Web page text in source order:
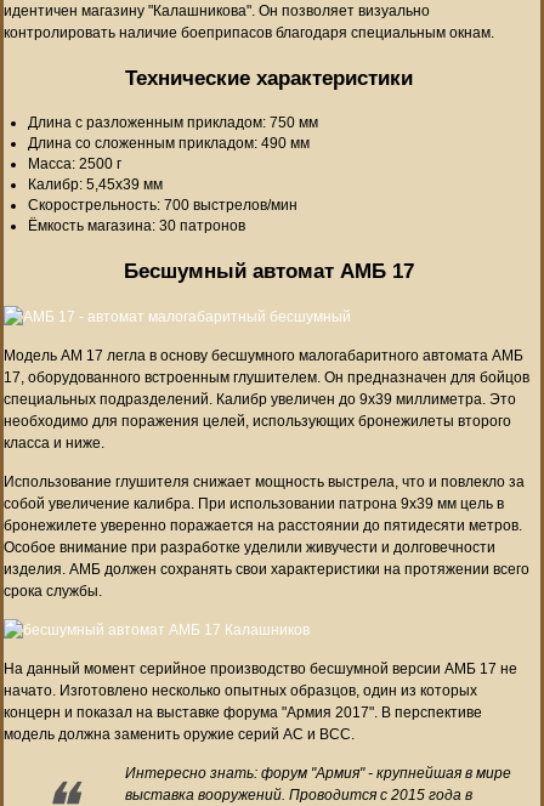
идентичен магазину "Калашникова". Он позволяет визуально
контролировать наличие боеприпасов благодаря специальным окнам.
Технические характеристики
Длина с разложенным прикладом: 750 мм
Длина со сложенным прикладом: 490 мм
Масса: 2500 г
Калибр: 5,45х39 мм
Скорострельность: 700 выстрелов/мин
Ёмкость магазина: 30 патронов
Бесшумный автомат АМБ 17
Модель АМ 17 легла в основу бесшумного малогабаритного автомата АМБ
17, оборудованного встроенным глушителем. Он предназначен для бойцов
специальных подразделений. Калибр увеличен до 9х39 миллиметра. Это
необходимо для поражения целей, использующих бронежилеты второго
класса и ниже.
Использование глушителя снижает мощность выстрела, что и повлекло за
собой увеличение калибра. При использовании патрона 9х39 мм цель в
бронежилете уверенно поражается на расстоянии до пятидесяти метров.
Особое внимание при разработке уделили живучести и долговечности
изделия. АМБ должен сохранять свои характеристики на протяжении всего
срока службы.
На данный момент серийное производство бесшумной версии АМБ 17 не
начато. Изготовлено несколько опытных образцов, один из которых
концерн и показал на выставке форума "Армия 2017". В перспективе
модель должна заменить оружие серий АС и ВСС.
Интересно знать: форум "Армия" - крупнейшая в мире
выставка вооружений. Проводится с 2015 года в